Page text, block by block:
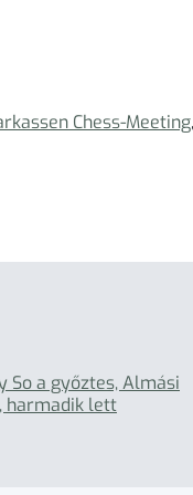
Chess-Meeting,
So a győztes, Almási
harmadik lett